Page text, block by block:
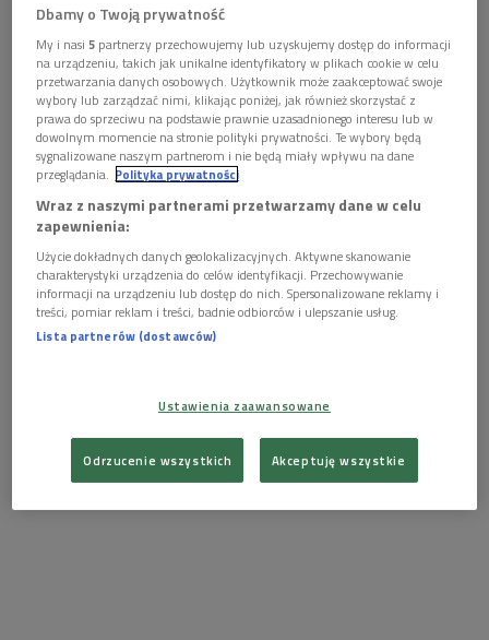
"Wada ukryta" (Inherent Vice),Mark Bridges
Dbamy o Twoją prywatność
My i nasi5 partnerzy przechowujemy lub uzyskujemy dostęp do informacji
na urządzeniu, takich jak unikalne identyfikatory w plikach cookie w celu
przetwarzania danych osobowych. Użytkownik może zaakceptować swoje
wybory lub zarządzać nimi, klikając poniżej, jak również skorzystać z
prawa do sprzeciwu na podstawie prawnie uzasadnionego interesu lub w
dowolnym momencie na stronie polityki prywatności. Te wybory będą
sygnalizowane naszym partnerom i nie będą miały wpływu na dane
przeglądania. Polityka prywatności
Wraz z naszymi partnerami przetwarzamy dane w celu
zapewnienia:
Użycie dokładnych danych geolokalizacyjnych. Aktywne skanowanie
charakterystyki urządzenia do celów identyfikacji. Przechowywanie
informacji na urządzeniu lub dostęp do nich. Spersonalizowane reklamy i
treści, pomiar reklam i treści, badnie odbiorców i ulepszanie usług.
Lista partnerów (dostawców)
Ustawienia zaawansowane
Odrzucenie wszystkich Akceptuję wszystkie